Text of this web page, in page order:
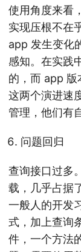
使用角度来看
实现压根不在
app 发生变化
感知。在实践
的，而 app 版
这两个演进速
管理，他们有
问题回归
查询接口过多
载，几乎占据
一般人的开发
式，加上查询
件，一个方法